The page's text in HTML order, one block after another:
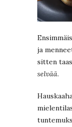
ja
sitten
selvää.